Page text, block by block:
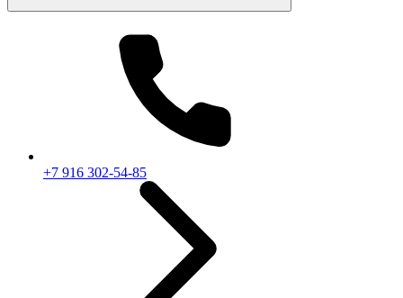
+7 916 302-54-85